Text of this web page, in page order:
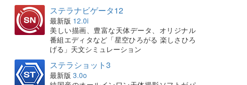
ステラナビゲータ12
最新版 12.0i
美しい描画、豊富な天体データ、オリジナル
番組エディタなど「星空ひろがる 楽しさひろ
げる」天文シミュレーション
ステラショット3
最新版 3.0o